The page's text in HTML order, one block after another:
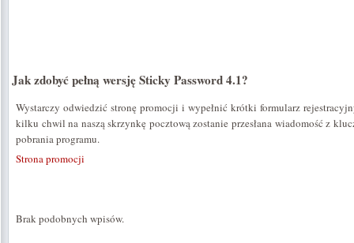
Jak zdobyć pełną wersję Sticky Password 4.1?
Wystarczy odwiedzić stronę promocji i wypełnić krótki formularz
kilku chwil na naszą skrzynkę pocztową zostanie przesłana wiadomość z
pobrania programu.
Strona promocji
Brak podobnych wpisów.